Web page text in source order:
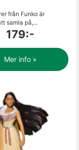
från Funko är
samla på,...
179:-
Mer info »